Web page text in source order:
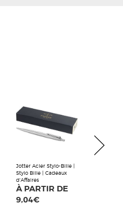
Jotter Acier Stylo-Bille |
Stylo Bille | Cadeaux
d'Affaires
À PARTIR DE
9,04€